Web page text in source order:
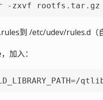
-zxvf rootfs.tar.gz
到 /etc/udev/rules.d（
加入：